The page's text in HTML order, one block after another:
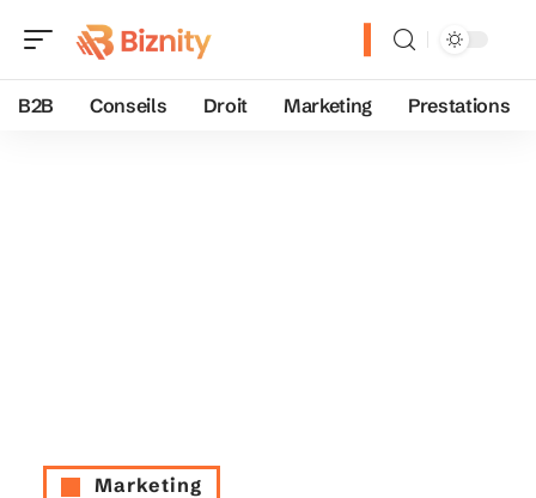
B2B Conseils Droit Marketing Prestations
Marketing